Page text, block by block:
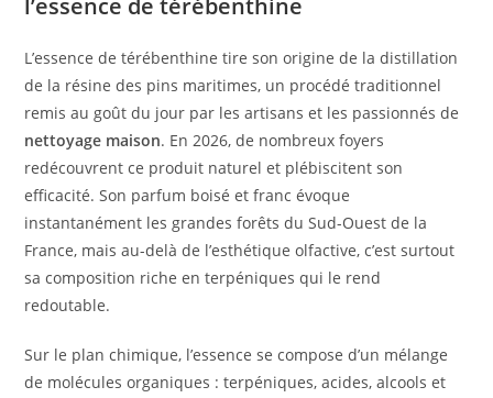
l’essence de térébenthine
L’essence de térébenthine tire son origine de la distillation
de la résine des pins maritimes, un procédé traditionnel
remis au goût du jour par les artisans et les passionnés de
nettoyage maison. En 2026, de nombreux foyers
redécouvrent ce produit naturel et plébiscitent son
efficacité. Son parfum boisé et franc évoque
instantanément les grandes forêts du Sud-Ouest de la
France, mais au-delà de l’esthétique olfactive, c’est surtout
sa composition riche en terpéniques qui le rend
redoutable.
Sur le plan chimique, l’essence se compose d’un mélange
de molécules organiques : terpéniques, acides, alcools et